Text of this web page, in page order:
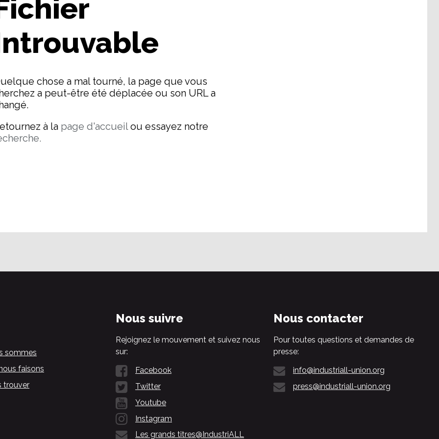
Fichier
chose a mal tourné, la page que vous
a peut-être été déplacée ou son URL a
à la page d'accueilou essayez notre
sommes
faisons
trouver
Nous suivre
Rejoignez le mouvement et suivez nous
sur:
Facebook
Twitter
Youtube
Instagram
Les grands titres@IndustriALL
Nous contacter
Pour toutes questions et demandes de
presse:
info@industriall-union.org
press@industriall-union.org